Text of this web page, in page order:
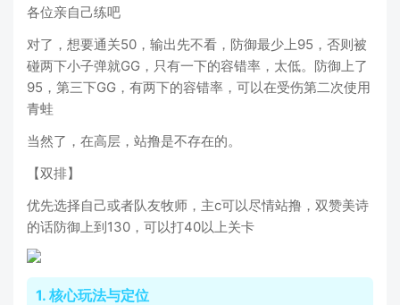
各位亲自己练吧
对了，想要通关50，输出先不看，防御最少上95，否则被
碰两下小子弹就GG，只有一下的容错率，太低。防御上了
95，第三下GG，有两下的容错率，可以在受伤第二次使用
青蛙
当然了，在高层，站撸是不存在的。
【双排】
优先选择自己或者队友牧师，主c可以尽情站撸，双赞美诗
的话防御上到130，可以打40以上关卡
1. 核心玩法与定位